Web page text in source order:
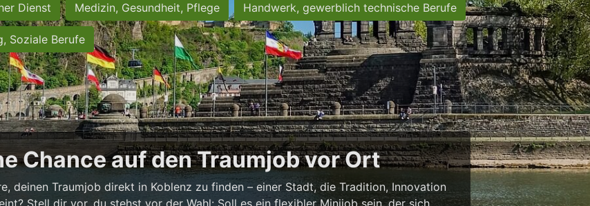
Dienst Medizin, Gesundheit, Pflege Handwerk, gewerblich technische Berufe
Soziale Berufe
Chance auf den Traumjob vor Ort
deinen Traumjob direkt in Koblenz zu finden – einer Stadt, die Tradition, Innovation